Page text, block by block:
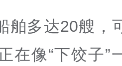
舶多达20艘，
在像“下饺子”